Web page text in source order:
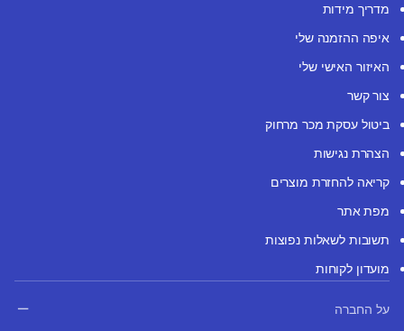
מדריך מידות
איפה ההזמנה שלי
האיזור האישי שלי
צור קשר
ביטול עסקת מכר מרחוק
הצהרת נגישות
קריאה להחזרת מוצרים
מפת אתר
תשובות לשאלות נפוצות
מועדון לקוחות
על החברה